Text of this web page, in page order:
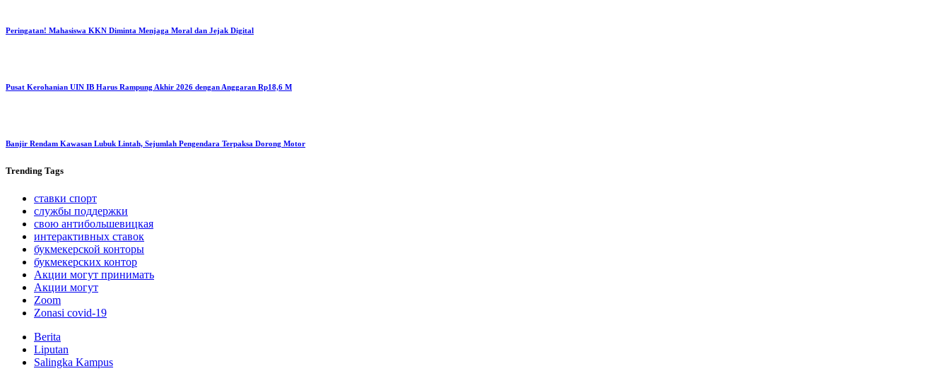
Peringatan! Mahasiswa KKN Diminta Menjaga Moral dan Jejak Digital
Pusat Kerohanian UIN IB Harus Rampung Akhir 2026 dengan Anggaran Rp18,6 M
Banjir Rendam Kawasan Lubuk Lintah, Sejumlah Pengendara Terpaksa Dorong Motor
Trending Tags
ставки спорт
службы поддержки
свою антибольшевицкая
интерактивных ставок
букмекерской конторы
букмекерских контор
Акции могут принимать
Акции могут
Zoom
Zonasi covid-19
Berita
Liputan
Salingka Kampus